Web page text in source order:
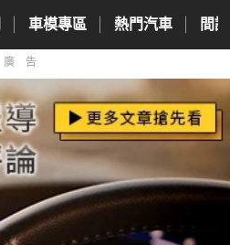
車模專區 熱門汽車 間
廣告